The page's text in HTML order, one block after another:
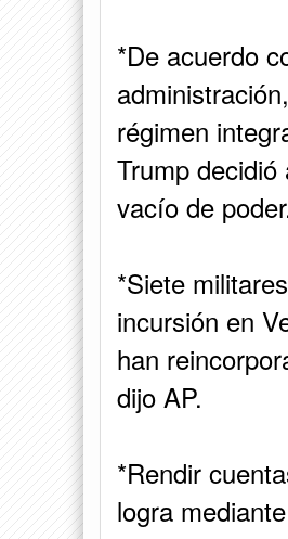
*De acuerdo
régimen
Trump
vacío de
*Siete
incursión en
han
dijo AP.
*Rendir
logra